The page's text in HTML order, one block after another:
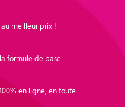
meilleur prix !
formule de base
en ligne, en toute